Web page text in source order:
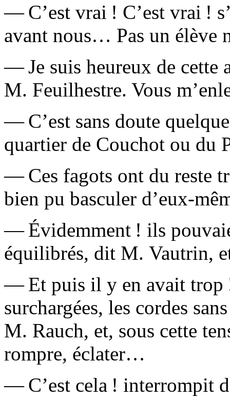
— C’est vrai ! C’est vrai !
avant nous… Pas un élève
— Je suis heureux de cette
M. Feuilhestre. Vous
— C’est sans doute
quartier de Couchot ou du
— Ces fagots ont du reste
bien pu basculer d’eux-
— Évidemment ! ils
équilibrés, dit M. Vautrin,
— Et puis il y en avait trop
surchargées, les cordes
M. Rauch, et, sous cette
rompre, éclater…
— C’est cela ! interrompit